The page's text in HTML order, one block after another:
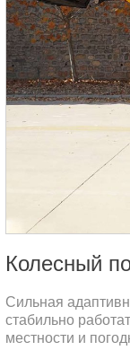
Сильная
стабильно
местности и